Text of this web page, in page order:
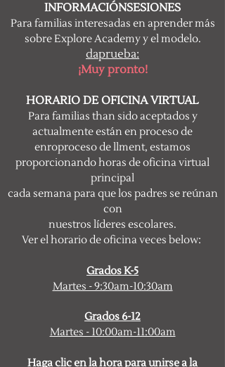
INFORMACIÓNSESIONES
Para familias interesadas en aprender más
sobre Explore Academy y el modelo.
daprueba:
¡Muy pronto!
HORARIO DE OFICINA VIRTUAL
Para familias than sido aceptados y
actualmente están en proceso de
enroproceso de llment, estamos
proporcionando horas de oficina virtual
principal
cada semana para que los padres se reúnan
con
nuestros líderes escolares.
Ver el horario de oficina veces below:
Grados K-5
Martes - 9:30am-10:30am
Grados 6-12
Martes - 10:00am-11:00am
Haga clic en la hora para unirse a la